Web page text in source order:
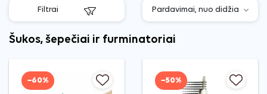
Filtrai
Šukos, šepečiai ir furminatoriai
−60% −50%